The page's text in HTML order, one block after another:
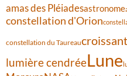
amas des Pléiadesastronome
constellation d'Orion
constellation du Taureau
lumière cendréeLune